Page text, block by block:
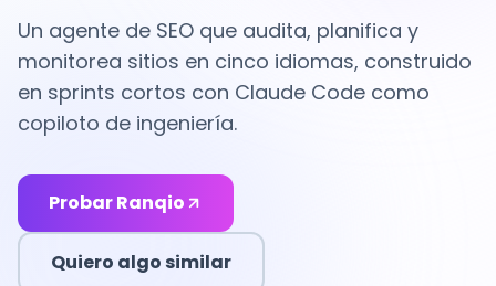
Un agente de SEO que audita, planifica y
monitorea sitios en cinco idiomas, construido
en sprints cortos con Claude Code como
copiloto de ingeniería.
Probar Ranqio
Quiero algo similar